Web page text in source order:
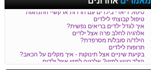
טיפול בבעיות התנהגות וכעסים של ילדים
טיפול דיאדי בילדים עם חרדות או קשיי התנהגות
טיפול קבוצתי לילדים
איך לגדל ילדים בריאים נפשית?
אלרגיה לחלב פרה אצל ילדים
הילד/ה סובל/ת מסרפדת?
תרופות לילדים
בקיעת שיניים אצל תינוקות - איך מקלים על הכאב?
הילד רגיש למזון? אלרגיה למזון אצל ילדים